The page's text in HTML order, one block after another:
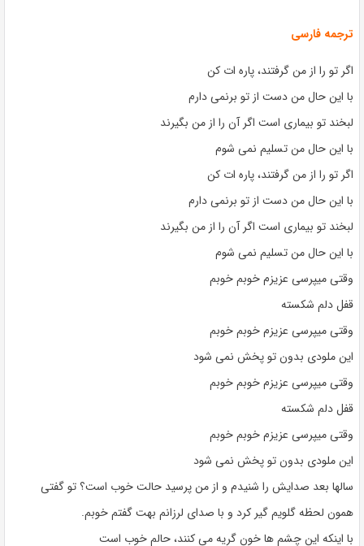
ترجمه فارسی
اگر تو را از من گرفتند، پاره ات کن
با این حال من دست از تو برنمی دارم
لبخند تو بیماری است اگر آن را از من بگیرند
با این حال من تسلیم نمی شوم
اگر تو را از من گرفتند، پاره ات کن
با این حال من دست از تو برنمی دارم
لبخند تو بیماری است اگر آن را از من بگیرند
با این حال من تسلیم نمی شوم
وقتی میپرسی عزیزم خوبم خوبم
قفل دلم شکسته
وقتی میپرسی عزیزم خوبم خوبم
این ملودی بدون تو پخش نمی شود
وقتی میپرسی عزیزم خوبم خوبم
قفل دلم شکسته
وقتی میپرسی عزیزم خوبم خوبم
این ملودی بدون تو پخش نمی شود
سالها بعد صدایش را شنیدم و از من پرسید حالت خوب است؟ تو گفتی
همون لحظه گلویم گیر کرد و با صدای لرزانم بهت گفتم خوبم.
با اینکه این چشم ها خون گریه می کنند، حالم خوب است